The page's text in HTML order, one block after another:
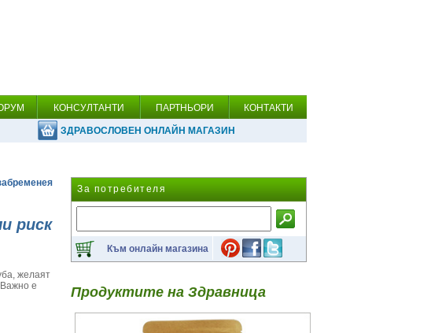
КОНСУЛТАНТИ ПАРТНЬОРИ КОНТАКТИ
ЗДРАВОСЛОВЕН ОНЛАЙН МАГАЗИН
риск
желаят
е
За потребителя
Към онлайн магазина
Продуктите на Здравница